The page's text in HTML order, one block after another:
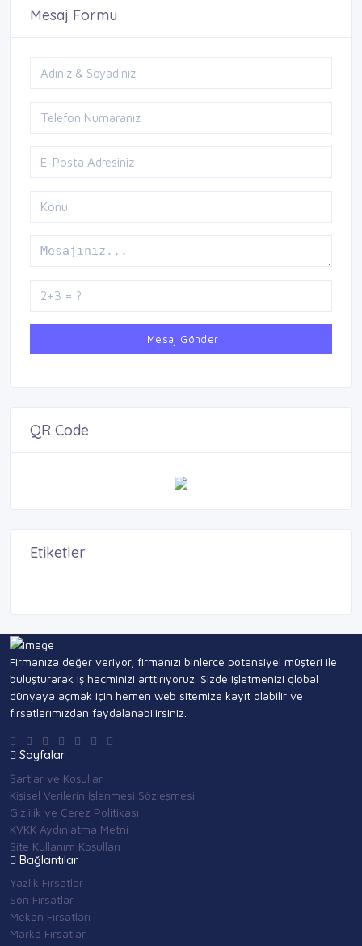
Mesaj Formu
Mesaj Gönder
QR Code
Etiketler
Firmanıza değer veriyor, firmanızı binlerce potansiyel müşteri ile
buluşturarak iş hacminizi arttırıyoruz. Sizde işletmenizi global
dünyaya açmak için hemen web sitemize kayıt olabilir ve
fırsatlarımızdan faydalanabilirsiniz.
Sayfalar
Şartlar ve Koşullar
Kişisel Verilerin İşlenmesi Sözleşmesi
Gizlilik ve Çerez Politikası
KVKK Aydınlatma Metni
Site Kullanım Koşulları
Bağlantılar
Yazlık Fırsatlar
Son Fırsatlar
Mekan Fırsatları
Marka Fırsatlar